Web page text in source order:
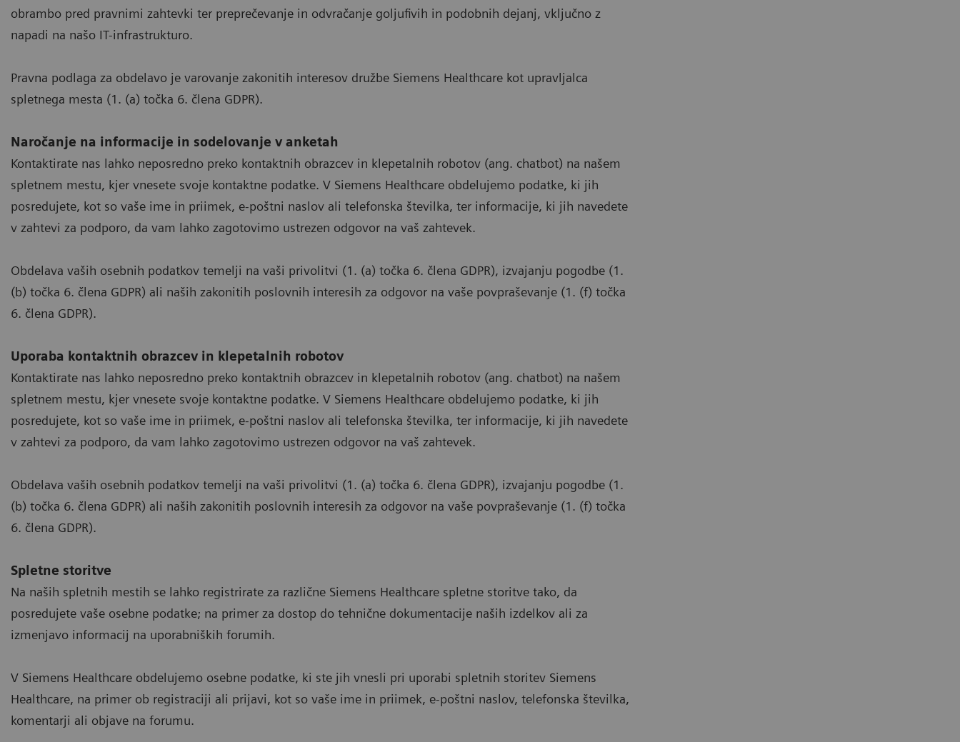
obrambo pred pravnimi zahtevki ter preprečevanje in odvračanje goljufivih in podobnih dejanj, vključno z
napadi na našo IT-infrastrukturo.
Pravna podlaga za obdelavo je varovanje zakonitih interesov družbe Siemens Healthcare kot upravljalca
spletnega mesta (1. (a) točka 6. člena GDPR).
Naročanje na informacije in sodelovanje v anketah
Kontaktirate nas lahko neposredno preko kontaktnih obrazcev in klepetalnih robotov (ang. chatbot) na našem
spletnem mestu, kjer vnesete svoje kontaktne podatke. V Siemens Healthcare obdelujemo podatke, ki jih
posredujete, kot so vaše ime in priimek, e-poštni naslov ali telefonska številka, ter informacije, ki jih navedete
v zahtevi za podporo, da vam lahko zagotovimo ustrezen odgovor na vaš zahtevek.
Obdelava vaših osebnih podatkov temelji na vaši privolitvi (1. (a) točka 6. člena GDPR), izvajanju pogodbe (1.
(b) točka 6. člena GDPR) ali naših zakonitih poslovnih interesih za odgovor na vaše povpraševanje (1. (f) točka
6. člena GDPR).
Uporaba kontaktnih obrazcev in klepetalnih robotov
Kontaktirate nas lahko neposredno preko kontaktnih obrazcev in klepetalnih robotov (ang. chatbot) na našem
spletnem mestu, kjer vnesete svoje kontaktne podatke. V Siemens Healthcare obdelujemo podatke, ki jih
posredujete, kot so vaše ime in priimek, e-poštni naslov ali telefonska številka, ter informacije, ki jih navedete
v zahtevi za podporo, da vam lahko zagotovimo ustrezen odgovor na vaš zahtevek.
Obdelava vaših osebnih podatkov temelji na vaši privolitvi (1. (a) točka 6. člena GDPR), izvajanju pogodbe (1.
(b) točka 6. člena GDPR) ali naših zakonitih poslovnih interesih za odgovor na vaše povpraševanje (1. (f) točka
6. člena GDPR).
Spletne storitve
Na naših spletnih mestih se lahko registrirate za različne Siemens Healthcare spletne storitve tako, da
posredujete vaše osebne podatke; na primer za dostop do tehnične dokumentacije naših izdelkov ali za
izmenjavo informacij na uporabniških forumih.
V Siemens Healthcare obdelujemo osebne podatke, ki ste jih vnesli pri uporabi spletnih storitev Siemens
Healthcare, na primer ob registraciji ali prijavi, kot so vaše ime in priimek, e-poštni naslov, telefonska številka,
komentarji ali objave na forumu.